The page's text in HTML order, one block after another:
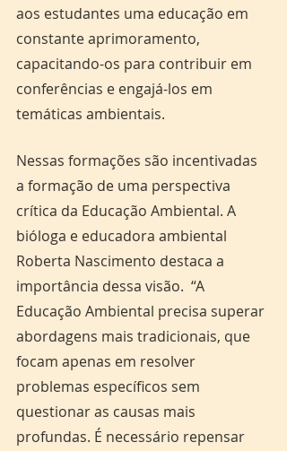
aos estudantes uma educação em
constante aprimoramento,
capacitando-os para contribuir em
conferências e engajá-los em
temáticas ambientais.
Nessas formações são incentivadas
a formação de uma perspectiva
crítica da Educação Ambiental. A
bióloga e educadora ambiental
Roberta Nascimento destaca a
importância dessa visão.  “A
Educação Ambiental precisa superar
abordagens mais tradicionais, que
focam apenas em resolver
problemas específicos sem
questionar as causas mais
profundas. É necessário repensar